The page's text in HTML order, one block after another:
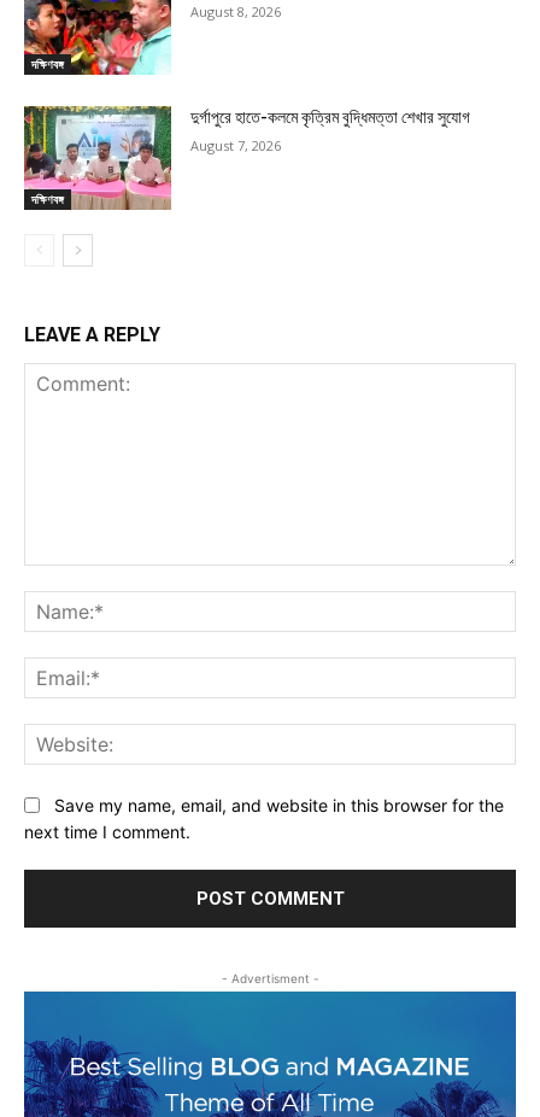
দক্ষিণবঙ্গ
August 8, 2026
দক্ষিণবঙ্গ
দুর্গাপুরে হাতে-কলমে কৃত্রিম বুদ্ধিমত্তা শেখার সুযোগ
August 7, 2026
LEAVE A REPLY
Save my name, email, and website in this browser for the
next time I comment.
- Advertisment -